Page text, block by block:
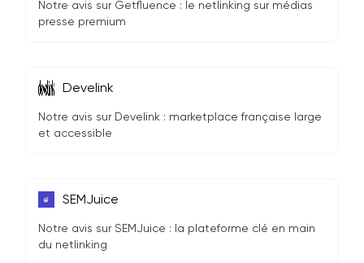
Notre avis sur Getfluence : le netlinking sur médias
presse premium
Develink
Notre avis sur Develink : marketplace française large
et accessible
SEMJuice
Notre avis sur SEMJuice : la plateforme clé en main
du netlinking